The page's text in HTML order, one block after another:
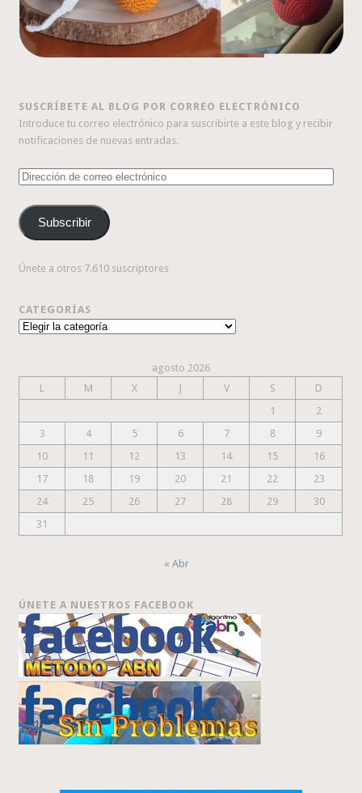
SUSCRÍBETE AL BLOG POR CORREO ELECTRÓNICO
Introduce tu correo electrónico para suscribirte a este blog y recibir
notificaciones de nuevas entradas.
Dirección
correo
electrónico
Subscribir
Únete a otros 7.610 suscriptores
CATEGORÍAS
Categorías
agosto 2026
L
M X J V S
D
1
2
3
4 5 6 7 8
9
10
11 12 13 14 15
16
17
18 19 20 21 22
23
24
25 26 27 28 29
30
31
« Abr
ÚNETE A NUESTROS FACEBOOK